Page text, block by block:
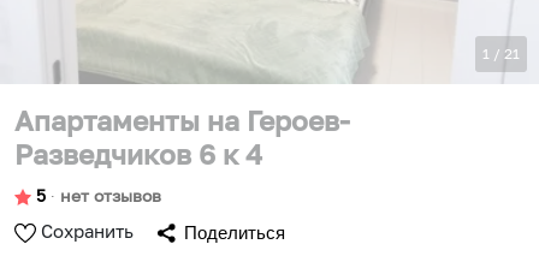
1 / 21
Апартаменты на Героев-
Разведчиков 6 к 4
5 ∙ нет отзывов
Сохранить Поделиться